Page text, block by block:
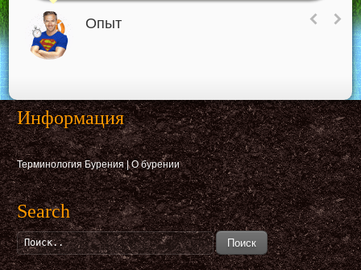
Опыт
Информация
Терминология Бурения|О бурении
Search
Поиск